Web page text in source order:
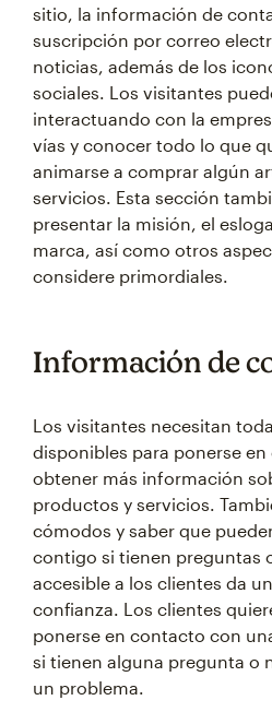
sitio, la información de
suscripción por correo
noticias, además de los
sociales. Los visitantes
interactuando con la
vías y conocer todo lo que
animarse a comprar algún
servicios. Esta sección
presentar la misión, el
marca, así como otros
considere primordiales.
Información de
Los visitantes necesitan
disponibles para ponerse
obtener más información
productos y servicios.
cómodos y saber que
contigo si tienen preguntas
accesible a los clientes da
confianza. Los clientes
ponerse en contacto con
si tienen alguna pregunta o
un problema.